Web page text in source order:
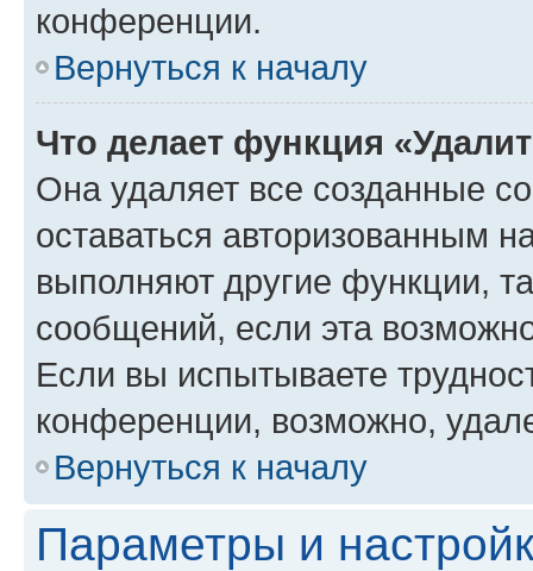
конференции.
Вернуться к началу
Что делает функция
Она удаляет все созданные
оставаться авторизованным
выполняют другие функции,
сообщений, если эта
Если вы испытываете
конференции, возможно,
Вернуться к началу
Параметры и